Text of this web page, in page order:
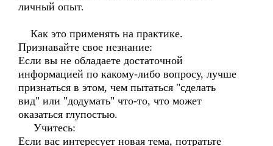
личный опыт.
Как это применять на практике.
Признавайте свое незнание:
Если вы не обладаете достаточной
информацией по какому-либо вопросу, лучше
признаться в этом, чем пытаться "сделать
вид" или "додумать" что-то, что может
оказаться глупостью.
Учитесь:
Если вас интересует новая тема, потратьте